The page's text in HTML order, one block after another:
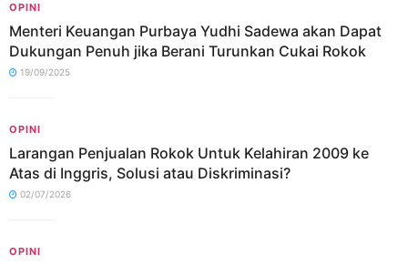
OPINI
Menteri Keuangan Purbaya Yudhi Sadewa akan Dapat
Dukungan Penuh jika Berani Turunkan Cukai Rokok
19/09/2025
OPINI
Larangan Penjualan Rokok Untuk Kelahiran 2009 ke
Atas di Inggris, Solusi atau Diskriminasi?
02/07/2026
OPINI